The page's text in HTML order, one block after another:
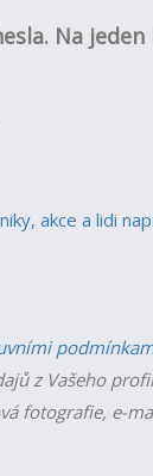
Na jeden
akce a lidi
z Vašeho
fotografie, e-